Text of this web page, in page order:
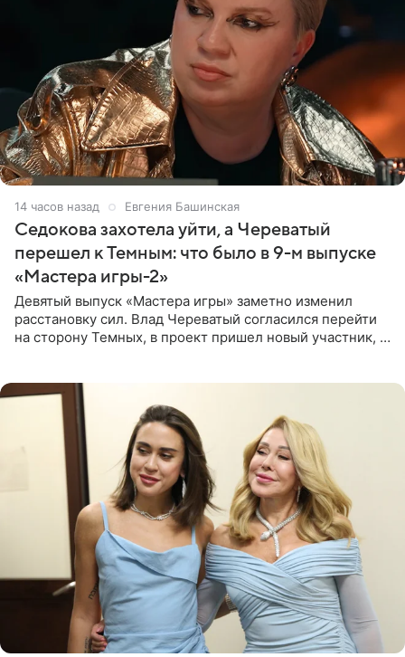
14 часов назад Евгения Башинская
Седокова захотела уйти, а Череватый
перешел к Темным: что было в 9-м выпуске
«Мастера игры-2»
Девятый выпуск «Мастера игры» заметно изменил
расстановку сил. Влад Череватый согласился перейти
на сторону Темных, в проект пришел новый участник, а